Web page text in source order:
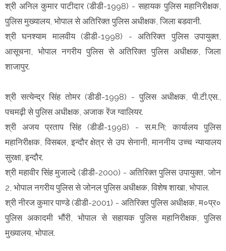
श्री अनिल कुमार पाटीदार (डीडी-1998) - सहायक पुलिस महानिरीक्षक,
पुलिस मुख्यालय, भोपाल से अतिरिक्त पुलिस अधीक्षक, जिला बडवानी.
श्री घनश्याम मालवीय (डीडी-1998) - अतिरिक्त पुलिस उपायुक्त,
आसूचना, भोपाल नगरीय पुलिस से अतिरिक्त पुलिस अधीक्षक, जिला
शाजापुर.
श्री सत्येन्द्र सिंह तोमर (डीडी-1998) - पुलिस अधीक्षक, पी.टी.एस.,
पचमढ़ी से पुलिस अधीक्षक, अजाक रेंज ग्वालियर.
श्री अजय प्रताप सिंह (डीडी-1998) - स.म.नि; कार्यालय पुलिस
महानिरीक्षक, विसबल, इन्दौर क्षेत्र से उप सेनानी, माननीय उच्च न्यायालय
सुरक्षा, इन्दौर.
श्री महावीर सिंह मुजाल्दे (डीडी-2000) - अतिरिक्त पुलिस उपायुक्त, जोन
2, भोपाल नगरीय पुलिस से जोनल पुलिस अधीक्षक, विशेष शाखा, भोपाल.
श्री नीरज कुमार पाण्डे (डीडी-2001) - अतिरिक्त पुलिस अधीक्षक, म०प्र०
पुलिस अकादमी भौंरी, भोपाल से सहायक पुलिस महानिरीक्षक, पुलिस
मुख्यालय, भोपाल.